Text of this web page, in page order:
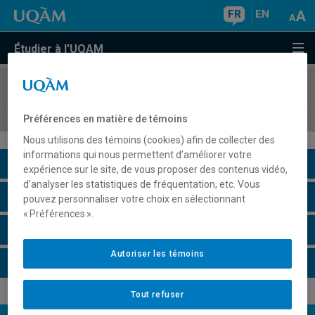
FR EN
Étudier à l'UQAM
COURS//
Description du cours
Horaire - Été 2026
Préférences en matière de témoins
Nous utilisons des témoins (cookies) afin de collecter des
informations qui nous permettent d’améliorer votre
expérience sur le site, de vous proposer des contenus vidéo,
d’analyser les statistiques de fréquentation, etc. Vous
pouvez personnaliser votre choix en sélectionnant
« Préférences ».
Tout refuser
Autoriser les témoins